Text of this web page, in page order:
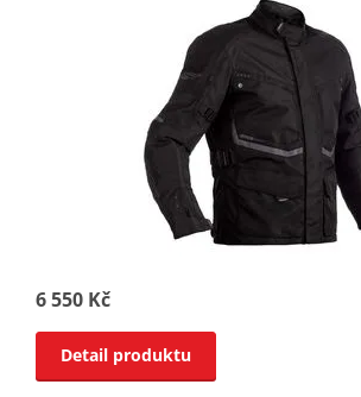
6 550 Kč
Detail produktu